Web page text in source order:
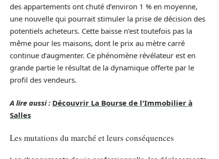
des appartements ont chuté d’environ 1 % en moyenne,
une nouvelle qui pourrait stimuler la prise de décision des
potentiels acheteurs. Cette baisse n’est toutefois pas la
même pour les maisons, dont le prix au mètre carré
continue d’augmenter. Ce phénomène révélateur est en
grande partie le résultat de la dynamique offerte par le
profil des vendeurs.
A lire aussi : Découvrir La Bourse de l'Immobilier à
Salles
Les mutations du marché et leurs conséquences